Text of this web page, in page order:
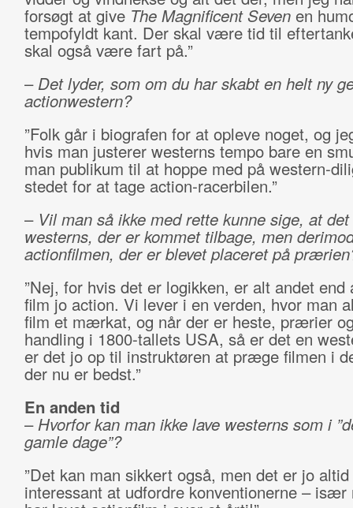
forsøgt at give The Magnificent Sevenen
tempofyldt kant. Der skal være tid til
skal også være fart på.”
–Det lyder, som om du har skabt en helt ny
actionwestern?
”Folk går i biografen for at opleve noget, og
hvis man justerer westerns tempo bare en
man publikum til at hoppe med på western-
stedet for at tage action-racerbilen.”
–Vil man så ikke med rette kunne sige, at det
westerns, der er kommet tilbage, men
actionfilmen, der er blevet placeret på
”Nej, for hvis det er logikken, er alt andet end
film jo action. Vi lever i en verden, hvor man
film et mærkat, og når der er heste, prærier
handling i 1800-tallets USA, så er det en
er det jo op til instruktøren at præge filmen i
der nu er bedst.”
En anden tid
–Hvorfor kan man ikke lave westerns som i
gamle dage”?
”Det kan man sikkert også, men det er jo altid
interessant at udfordre konventionerne – især